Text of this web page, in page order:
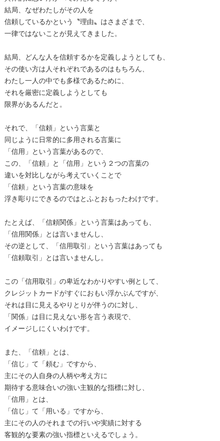
結局、なぜわたしがその人を
信頼しているかという〝理由〟はさまざまで、
一律ではないことが見えてきました。
結局、どんな人を信頼するかを定義しようとしても、
その使い方は人それぞれであるのはもちろん、
わたし一人の中でも多様であるために、
それを厳密に定義しようとしても
限界があるんだと。
それで、「信頼」という言葉と
同じように日常的に多用される言葉に
「信用」という言葉があるので、
この、「信頼」と「信用」という２つの言葉の
違いを対比しながら考えていくことで
「信頼」という言葉の意味を
浮き彫りにできるのではとふとおもったわけです。
たとえば、「信頼関係」という言葉はあっても、
「信用関係」とは言いませんし、
その逆として、「信用取引」という言葉はあっても
「信頼取引」とは言いませんし。
この「信用取引」の卑近なわかりやすい例として、
クレジットカードがすぐにおもい浮かぶんですが、
それは目に見えるやりとりが伴うのに対し、
「関係」は目に見えない形を言う表現で、
イメージしにくいわけです。
また、「信頼」とは、
「信じ」て「頼む」ですから、
主にその人自身の人柄や考え方に
期待する意味合いの強い主観的な指標に対し、
「信用」とは、
「信じ」て「用いる」ですから、
主にその人のそれまでの行いや実績に対する
客観的な要素の強い指標といえるでしょう。